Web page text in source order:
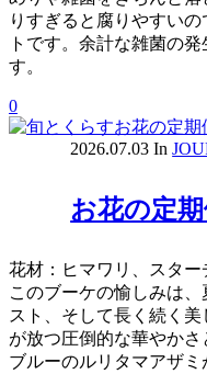
りすぎると腐りやすい
トです。余計な雑菌の
す。
0
2026.07.03 In
お花の定期
花材：ヒマワリ、スタ
このブーケの愉しみは
スト、そして長く続く
が放つ圧倒的な華やか
ブルーのルリタマアザ